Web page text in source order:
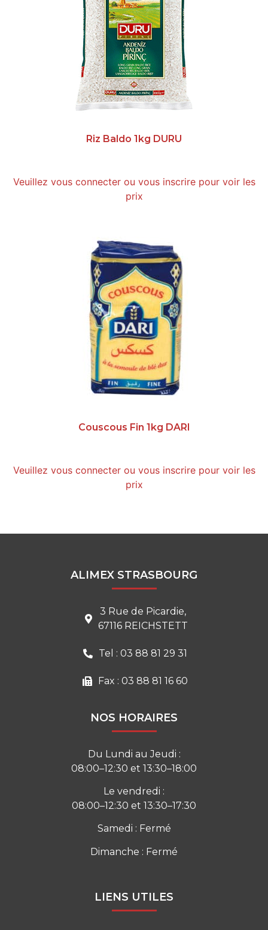
Riz Baldo 1kg DURU
Veuillez vous connecter ou vous inscrire pour voir les
prix
Couscous Fin 1kg DARI
Veuillez vous connecter ou vous inscrire pour voir les
prix
ALIMEX STRASBOURG
3 Rue de Picardie,
67116 REICHSTETT
Tel : 03 88 81 29 31
Fax : 03 88 81 16 60
NOS HORAIRES
Du Lundi au Jeudi :
08:00–12:30 et 13:30–18:00
Le vendredi :
08:00–12:30 et 13:30–17:30
Samedi : Fermé
Dimanche : Fermé
LIENS UTILES